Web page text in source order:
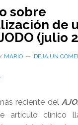
sobre
de
(julio
MARIO DEJA UN
reciente del
artículo clínico